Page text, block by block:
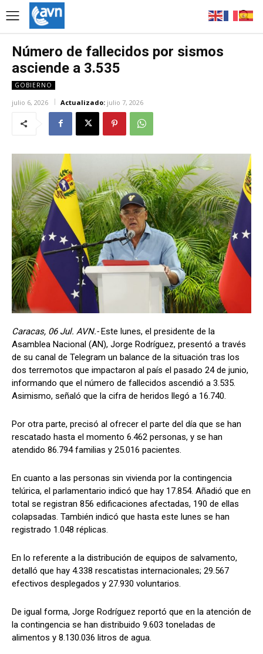
Número de fallecidos por sismos
asciende a 3.535
GOBIERNO
julio 6, 2026 Actualizado: julio 7, 2026
Caracas, 06 Jul. AVN.-Este lunes, el presidente de la
Asamblea Nacional (AN), Jorge Rodríguez, presentó a través
de su canal de Telegram un balance de la situación tras los
dos terremotos que impactaron al país el pasado 24 de junio,
informando que el número de fallecidos ascendió a 3.535.
Asimismo, señaló que la cifra de heridos llegó a 16.740.
Por otra parte, precisó al ofrecer el parte del día que se han
rescatado hasta el momento 6.462 personas, y se han
atendido 86.794 familias y 25.016 pacientes.
En cuanto a las personas sin vivienda por la contingencia
telúrica, el parlamentario indicó que hay 17.854. Añadió que en
total se registran 856 edificaciones afectadas, 190 de ellas
colapsadas. También indicó que hasta este lunes se han
registrado 1.048 réplicas.
En lo referente a la distribución de equipos de salvamento,
detalló que hay 4.338 rescatistas internacionales; 29.567
efectivos desplegados y 27.930 voluntarios.
De igual forma, Jorge Rodríguez reportó que en la atención de
la contingencia se han distribuido 9.603 toneladas de
alimentos y 8.130.036 litros de agua.